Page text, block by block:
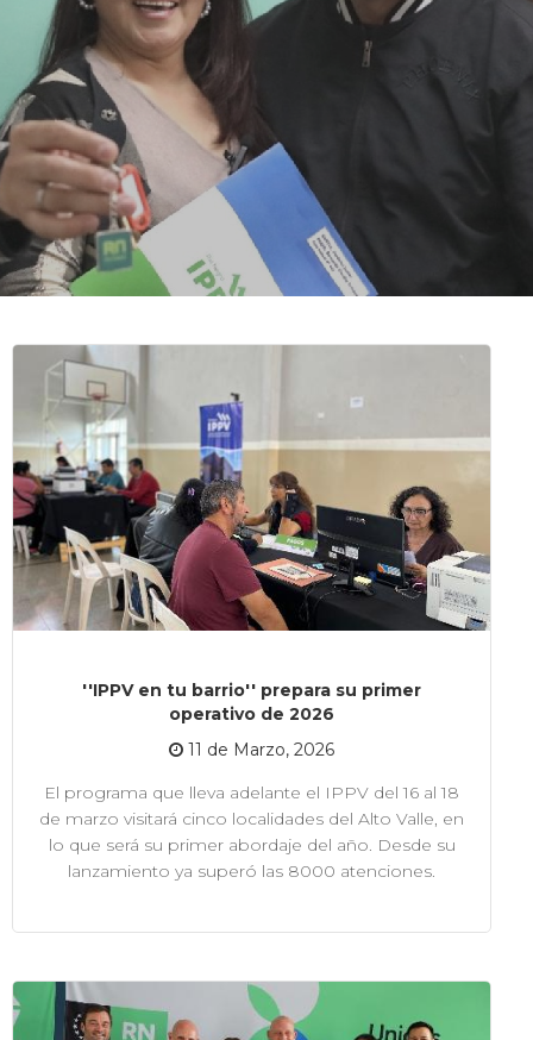
''IPPV en tu barrio'' prepara su primer
operativo de 2026
11 de Marzo, 2026
El programa que lleva adelante el IPPV del 16 al 18
de marzo visitará cinco localidades del Alto Valle, en
lo que será su primer abordaje del año. Desde su
lanzamiento ya superó las 8000 atenciones.